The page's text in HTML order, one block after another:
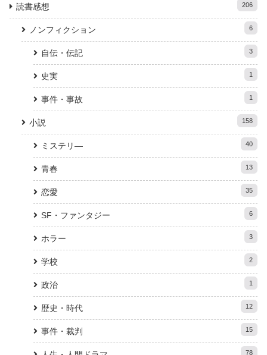
読書感想 206
ノンフィクション 6
自伝・伝記 3
史実 1
事件・事故 1
小説 158
ミステリ― 40
青春 13
恋愛 35
SF・ファンタジー 6
ホラー 3
学校 2
政治 1
歴史・時代 12
事件・裁判 15
78